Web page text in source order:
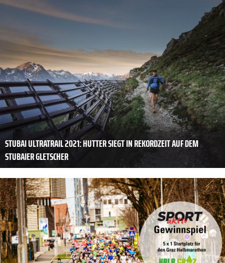
STUBAI ULTRATRAIL 2021: HUTTER SIEGT IN REKORDZEIT AUF DEM
STUBAIER GLETSCHER